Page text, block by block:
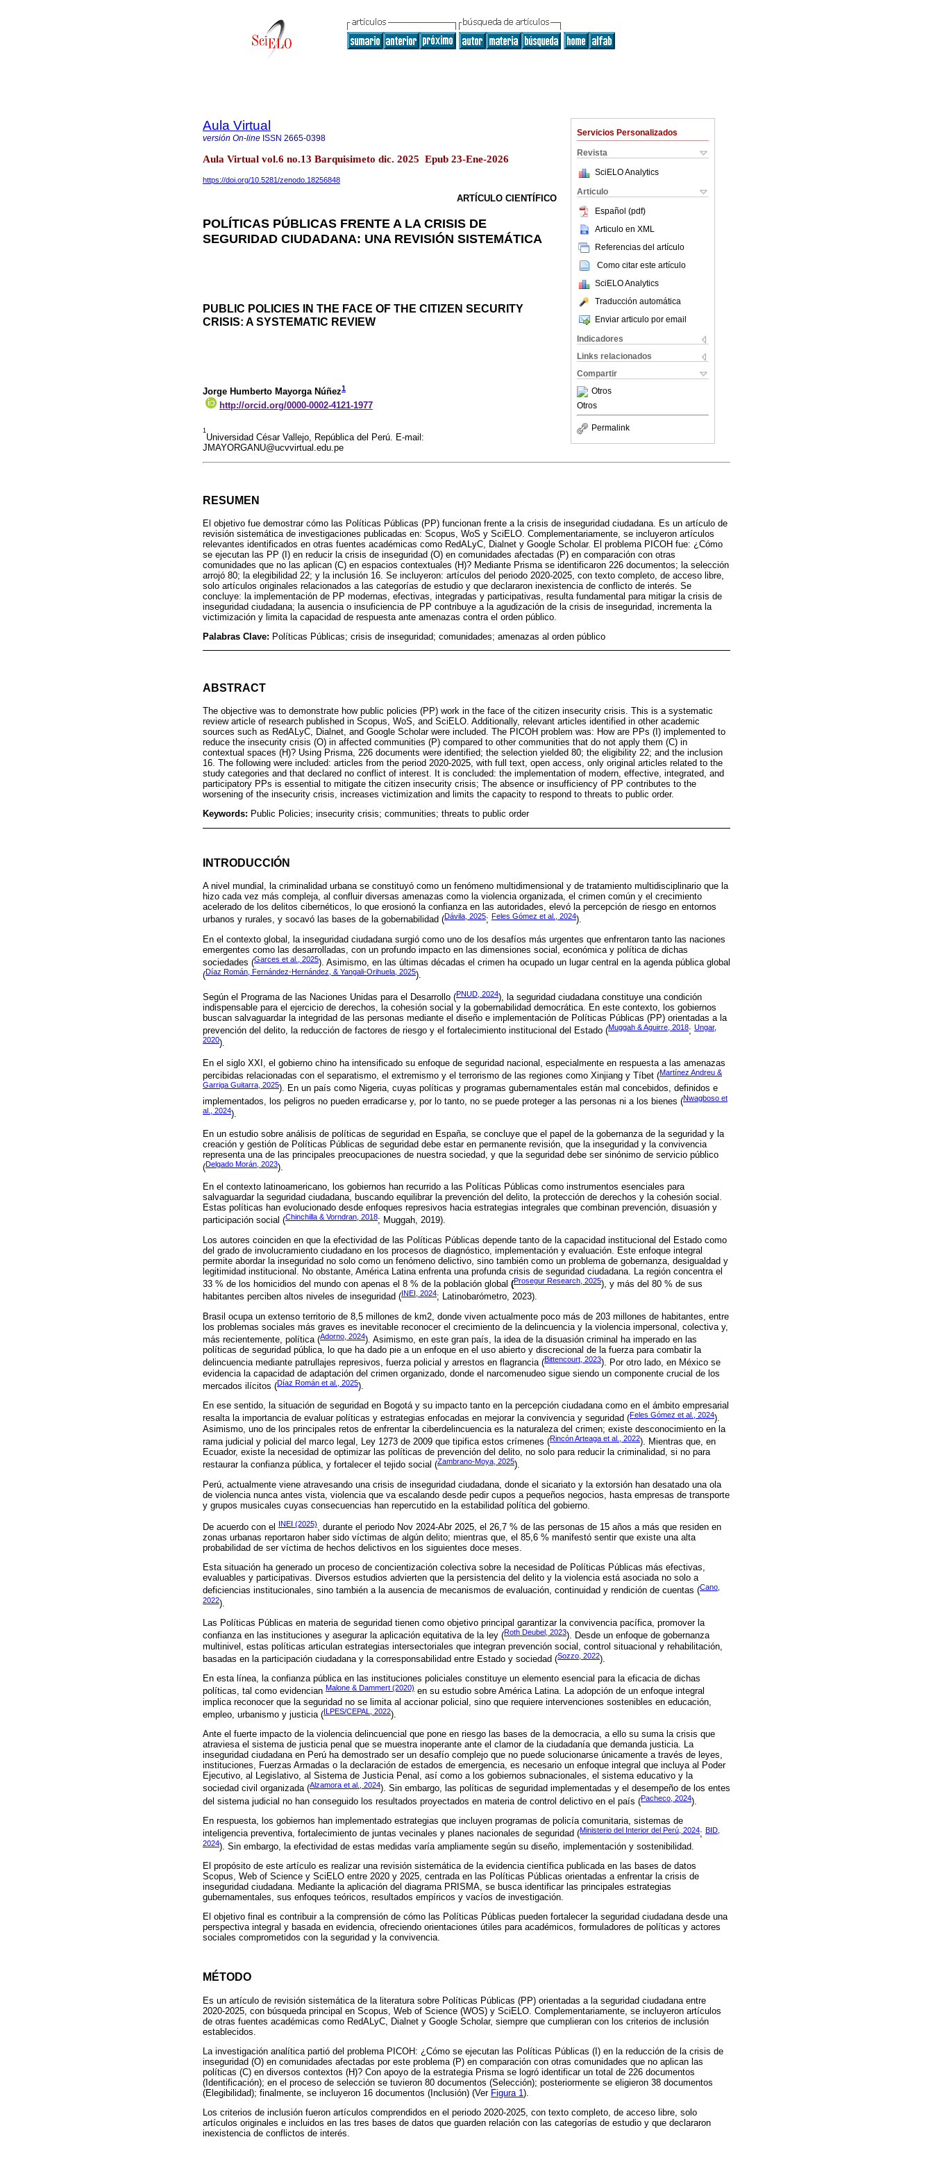
Servicios Personalizados
Revista
SciELO Analytics
Articulo
Español (pdf)
Articulo en XML
Referencias del artículo
Como citar este artículo
SciELO Analytics
Traducción automática
Enviar articulo por email
Indicadores
Links relacionados
Compartir
Otros
Otros
Permalink
Aula Virtual
versión On-line ISSN 2665-0398
Aula Virtual vol.6 no.13 Barquisimeto dic. 2025 Epub 23-Ene-2026
https://doi.org/10.5281/zenodo.18256848
ARTÍCULO CIENTÍFICO
POLÍTICAS PÚBLICAS FRENTE A LA CRISIS DE
SEGURIDAD CIUDADANA: UNA REVISIÓN SISTEMÁTICA
PUBLIC POLICIES IN THE FACE OF THE CITIZEN SECURITY
CRISIS: A SYSTEMATIC REVIEW
Jorge Humberto Mayorga Núñez1
http://orcid.org/0000-0002-4121-1977
1
Universidad César Vallejo, República del Perú. E-mail:
JMAYORGANU@ucvvirtual.edu.pe
RESUMEN
El objetivo fue demostrar cómo las Políticas Públicas (PP) funcionan frente a la crisis de inseguridad ciudadana. Es un artículo de
revisión sistemática de investigaciones publicadas en: Scopus, WoS y SciELO. Complementariamente, se incluyeron artículos
relevantes identificados en otras fuentes académicas como RedALyC, Dialnet y Google Scholar. El problema PICOH fue: ¿Cómo
se ejecutan las PP (I) en reducir la crisis de inseguridad (O) en comunidades afectadas (P) en comparación con otras
comunidades que no las aplican (C) en espacios contextuales (H)? Mediante Prisma se identificaron 226 documentos; la selección
arrojó 80; la elegibilidad 22; y la inclusión 16. Se incluyeron: artículos del periodo 2020-2025, con texto completo, de acceso libre,
solo artículos originales relacionados a las categorías de estudio y que declararon inexistencia de conflicto de interés. Se
concluye: la implementación de PP modernas, efectivas, integradas y participativas, resulta fundamental para mitigar la crisis de
inseguridad ciudadana; la ausencia o insuficiencia de PP contribuye a la agudización de la crisis de inseguridad, incrementa la
victimización y limita la capacidad de respuesta ante amenazas contra el orden público.
Palabras Clave: Políticas Públicas; crisis de inseguridad; comunidades; amenazas al orden público
ABSTRACT
The objective was to demonstrate how public policies (PP) work in the face of the citizen insecurity crisis. This is a systematic
review article of research published in Scopus, WoS, and SciELO. Additionally, relevant articles identified in other academic
sources such as RedALyC, Dialnet, and Google Scholar were included. The PICOH problem was: How are PPs (I) implemented to
reduce the insecurity crisis (O) in affected communities (P) compared to other communities that do not apply them (C) in
contextual spaces (H)? Using Prisma, 226 documents were identified; the selection yielded 80; the eligibility 22; and the inclusion
16. The following were included: articles from the period 2020-2025, with full text, open access, only original articles related to the
study categories and that declared no conflict of interest. It is concluded: the implementation of modern, effective, integrated, and
participatory PPs is essential to mitigate the citizen insecurity crisis; The absence or insufficiency of PP contributes to the
worsening of the insecurity crisis, increases victimization and limits the capacity to respond to threats to public order.
Keywords: Public Policies; insecurity crisis; communities; threats to public order
INTRODUCCIÓN
A nivel mundial, la criminalidad urbana se constituyó como un fenómeno multidimensional y de tratamiento multidisciplinario que la
hizo cada vez más compleja, al confluir diversas amenazas como la violencia organizada, el crimen común y el crecimiento
acelerado de los delitos cibernéticos, lo que erosionó la confianza en las autoridades, elevó la percepción de riesgo en entornos
urbanos y rurales, y socavó las bases de la gobernabilidad (Dávila, 2025; Feles Gómez et al., 2024).
En el contexto global, la inseguridad ciudadana surgió como uno de los desafíos más urgentes que enfrentaron tanto las naciones
emergentes como las desarrolladas, con un profundo impacto en las dimensiones social, económica y política de dichas
sociedades (Garces et al., 2025). Asimismo, en las últimas décadas el crimen ha ocupado un lugar central en la agenda pública global
(Díaz Román, Fernández-Hernández, & Yangali-Orihuela, 2025).
Según el Programa de las Naciones Unidas para el Desarrollo (PNUD, 2024), la seguridad ciudadana constituye una condición
indispensable para el ejercicio de derechos, la cohesión social y la gobernabilidad democrática. En este contexto, los gobiernos
buscan salvaguardar la integridad de las personas mediante el diseño e implementación de Políticas Públicas (PP) orientadas a la
prevención del delito, la reducción de factores de riesgo y el fortalecimiento institucional del Estado (Muggah & Aguirre, 2018; Ungar,
2020).
En el siglo XXI, el gobierno chino ha intensificado su enfoque de seguridad nacional, especialmente en respuesta a las amenazas
percibidas relacionadas con el separatismo, el extremismo y el terrorismo de las regiones como Xinjiang y Tíbet (Martínez Andreu &
Garriga Guitarra, 2025). En un país como Nigeria, cuyas políticas y programas gubernamentales están mal concebidos, definidos e
implementados, los peligros no pueden erradicarse y, por lo tanto, no se puede proteger a las personas ni a los bienes (Nwagboso et
al., 2024).
En un estudio sobre análisis de políticas de seguridad en España, se concluye que el papel de la gobernanza de la seguridad y la
creación y gestión de Políticas Públicas de seguridad debe estar en permanente revisión, que la inseguridad y la convivencia
representa una de las principales preocupaciones de nuestra sociedad, y que la seguridad debe ser sinónimo de servicio público
(Delgado Morán, 2023).
En el contexto latinoamericano, los gobiernos han recurrido a las Políticas Públicas como instrumentos esenciales para
salvaguardar la seguridad ciudadana, buscando equilibrar la prevención del delito, la protección de derechos y la cohesión social.
Estas políticas han evolucionado desde enfoques represivos hacia estrategias integrales que combinan prevención, disuasión y
participación social (Chinchilla & Vorndran, 2018; Muggah, 2019).
Los autores coinciden en que la efectividad de las Políticas Públicas depende tanto de la capacidad institucional del Estado como
del grado de involucramiento ciudadano en los procesos de diagnóstico, implementación y evaluación. Este enfoque integral
permite abordar la inseguridad no solo como un fenómeno delictivo, sino también como un problema de gobernanza, desigualdad y
legitimidad institucional. No obstante, América Latina enfrenta una profunda crisis de seguridad ciudadana. La región concentra el
33 % de los homicidios del mundo con apenas el 8 % de la población global (Prosegur Research, 2025), y más del 80 % de sus
habitantes perciben altos niveles de inseguridad ( INEI, 2024; Latinobarómetro, 2023).
Brasil ocupa un extenso territorio de 8,5 millones de km2, donde viven actualmente poco más de 203 millones de habitantes, entre
los problemas sociales más graves es inevitable reconocer el crecimiento de la delincuencia y la violencia impersonal, colectiva y,
más recientemente, política (Adorno, 2024). Asimismo, en este gran país, la idea de la disuasión criminal ha imperado en las
políticas de seguridad pública, lo que ha dado pie a un enfoque en el uso abierto y discrecional de la fuerza para combatir la
delincuencia mediante patrullajes represivos, fuerza policial y arrestos en flagrancia (Bittencourt, 2023). Por otro lado, en México se
evidencia la capacidad de adaptación del crimen organizado, donde el narcomenudeo sigue siendo un componente crucial de los
mercados ilícitos (Díaz Román et al., 2025).
En ese sentido, la situación de seguridad en Bogotá y su impacto tanto en la percepción ciudadana como en el ámbito empresarial
resalta la importancia de evaluar políticas y estrategias enfocadas en mejorar la convivencia y seguridad (Feles Gómez et al., 2024).
Asimismo, uno de los principales retos de enfrentar la ciberdelincuencia es la naturaleza del crimen; existe desconocimiento en la
rama judicial y policial del marco legal, Ley 1273 de 2009 que tipifica estos crímenes (Rincón Arteaga et al., 2022). Mientras que, en
Ecuador, existe la necesidad de optimizar las políticas de prevención del delito, no solo para reducir la criminalidad, si no para
restaurar la confianza pública, y fortalecer el tejido social (Zambrano-Moya, 2025).
Perú, actualmente viene atravesando una crisis de inseguridad ciudadana, donde el sicariato y la extorsión han desatado una ola
de violencia nunca antes vista, violencia que va escalando desde pedir cupos a pequeños negocios, hasta empresas de transporte
y grupos musicales cuyas consecuencias han repercutido en la estabilidad política del gobierno.
De acuerdo con el INEI (2025), durante el periodo Nov 2024-Abr 2025, el 26,7 % de las personas de 15 años a más que residen en
zonas urbanas reportaron haber sido víctimas de algún delito; mientras que, el 85,6 % manifestó sentir que existe una alta
probabilidad de ser víctima de hechos delictivos en los siguientes doce meses.
Esta situación ha generado un proceso de concientización colectiva sobre la necesidad de Políticas Públicas más efectivas,
evaluables y participativas. Diversos estudios advierten que la persistencia del delito y la violencia está asociada no solo a
deficiencias institucionales, sino también a la ausencia de mecanismos de evaluación, continuidad y rendición de cuentas (Cano,
2022).
Las Políticas Públicas en materia de seguridad tienen como objetivo principal garantizar la convivencia pacífica, promover la
confianza en las instituciones y asegurar la aplicación equitativa de la ley (Roth Deubel, 2023). Desde un enfoque de gobernanza
multinivel, estas políticas articulan estrategias intersectoriales que integran prevención social, control situacional y rehabilitación,
basadas en la participación ciudadana y la corresponsabilidad entre Estado y sociedad (Sozzo, 2022).
En esta línea, la confianza pública en las instituciones policiales constituye un elemento esencial para la eficacia de dichas
políticas, tal como evidencian Malone & Dammert (2020) en su estudio sobre América Latina. La adopción de un enfoque integral
implica reconocer que la seguridad no se limita al accionar policial, sino que requiere intervenciones sostenibles en educación,
empleo, urbanismo y justicia (ILPES/CEPAL, 2022).
Ante el fuerte impacto de la violencia delincuencial que pone en riesgo las bases de la democracia, a ello su suma la crisis que
atraviesa el sistema de justicia penal que se muestra inoperante ante el clamor de la ciudadanía que demanda justicia. La
inseguridad ciudadana en Perú ha demostrado ser un desafío complejo que no puede solucionarse únicamente a través de leyes,
instituciones, Fuerzas Armadas o la declaración de estados de emergencia, es necesario un enfoque integral que incluya al Poder
Ejecutivo, al Legislativo, al Sistema de Justicia Penal, así como a los gobiernos subnacionales, el sistema educativo y la
sociedad civil organizada (Alzamora et al., 2024). Sin embargo, las políticas de seguridad implementadas y el desempeño de los entes
del sistema judicial no han conseguido los resultados proyectados en materia de control delictivo en el país (Pacheco, 2024).
En respuesta, los gobiernos han implementado estrategias que incluyen programas de policía comunitaria, sistemas de
inteligencia preventiva, fortalecimiento de juntas vecinales y planes nacionales de seguridad (Ministerio del Interior del Perú, 2024; BID,
2024). Sin embargo, la efectividad de estas medidas varía ampliamente según su diseño, implementación y sostenibilidad.
El propósito de este artículo es realizar una revisión sistemática de la evidencia científica publicada en las bases de datos
Scopus, Web of Science y SciELO entre 2020 y 2025, centrada en las Políticas Públicas orientadas a enfrentar la crisis de
inseguridad ciudadana. Mediante la aplicación del diagrama PRISMA, se busca identificar las principales estrategias
gubernamentales, sus enfoques teóricos, resultados empíricos y vacíos de investigación.
El objetivo final es contribuir a la comprensión de cómo las Políticas Públicas pueden fortalecer la seguridad ciudadana desde una
perspectiva integral y basada en evidencia, ofreciendo orientaciones útiles para académicos, formuladores de políticas y actores
sociales comprometidos con la seguridad y la convivencia.
MÉTODO
Es un artículo de revisión sistemática de la literatura sobre Políticas Públicas (PP) orientadas a la seguridad ciudadana entre
2020-2025, con búsqueda principal en Scopus, Web of Science (WOS) y SciELO. Complementariamente, se incluyeron artículos
de otras fuentes académicas como RedALyC, Dialnet y Google Scholar, siempre que cumplieran con los criterios de inclusión
establecidos.
La investigación analítica partió del problema PICOH: ¿Cómo se ejecutan las Políticas Públicas (I) en la reducción de la crisis de
inseguridad (O) en comunidades afectadas por este problema (P) en comparación con otras comunidades que no aplican las
políticas (C) en diversos contextos (H)? Con apoyo de la estrategia Prisma se logró identificar un total de 226 documentos
(Identificación); en el proceso de selección se tuvieron 80 documentos (Selección); posteriormente se eligieron 38 documentos
(Elegibilidad); finalmente, se incluyeron 16 documentos (Inclusión) (Ver Figura 1 ).
Los criterios de inclusión fueron artículos comprendidos en el periodo 2020-2025, con texto completo, de acceso libre, solo
artículos originales e incluidos en las tres bases de datos que guarden relación con las categorías de estudio y que declararon
inexistencia de conflictos de interés.